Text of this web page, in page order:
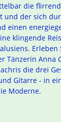
die
und der sich
einen
klingende
Erleben
Tänzerin Anna
die drei
Gitarre - in
Moderne.